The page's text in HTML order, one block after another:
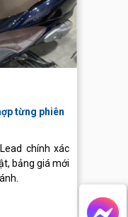
từng phiên
chính xác
bảng giá mới